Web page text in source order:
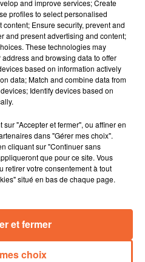
souhaite qu'ils se
des priorités pour
à l'école Louis-Gazeau de
... un des projets
programme " Action
Thouars souffle ses dix
bien identifié mais qui a
de bouture d’arbres
l'Argenton ( photo )...
La Buissonnante.
manche se déroulela
and improve services; Create
profiles to select personalised
Ensure security, prevent and
and present advertising and content;
These technologies may
and browsing data to offer
based on information actively
data; Match and combine data from
Identify devices based on
"Accepter et fermer", ou affiner en
dans "Gérer mes choix".
cliquant sur "Continuer sans
que pour ce site. Vous
retirer votre consentement à tout
situé en bas de chaque page.
choix
et fermer